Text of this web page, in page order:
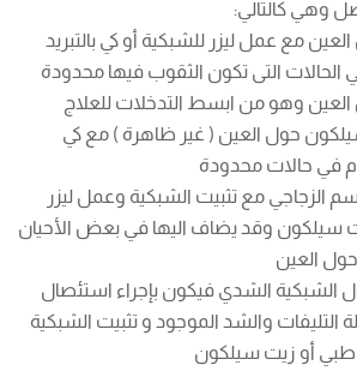
وهي كالتالي:
مع عمل ليزر للشبكية أو كي بالتبريد
الحالات التى تكون الثقوب فيها محدودة
وهو من ابسط التدخلات للعلاج
حول العين ( غير ظاهرة ) مع كي
في حالات محدودة
الزجاجي مع تثبيت الشبكية وعمل ليزر
سيلكون وقد يضاف اليها في بعض الأحيان
العين
الشبكية الشدي فيكون بإجراء استئصال
التليفات والشد الموجود و تثبيت الشبكية
طبي أو زيت سيلكون